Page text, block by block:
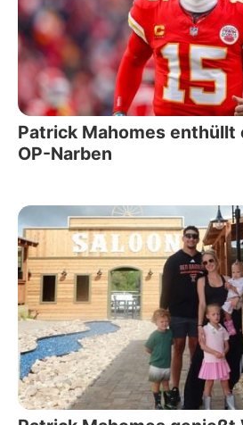
Patrick Mahomes enthüllt
OP-Narben